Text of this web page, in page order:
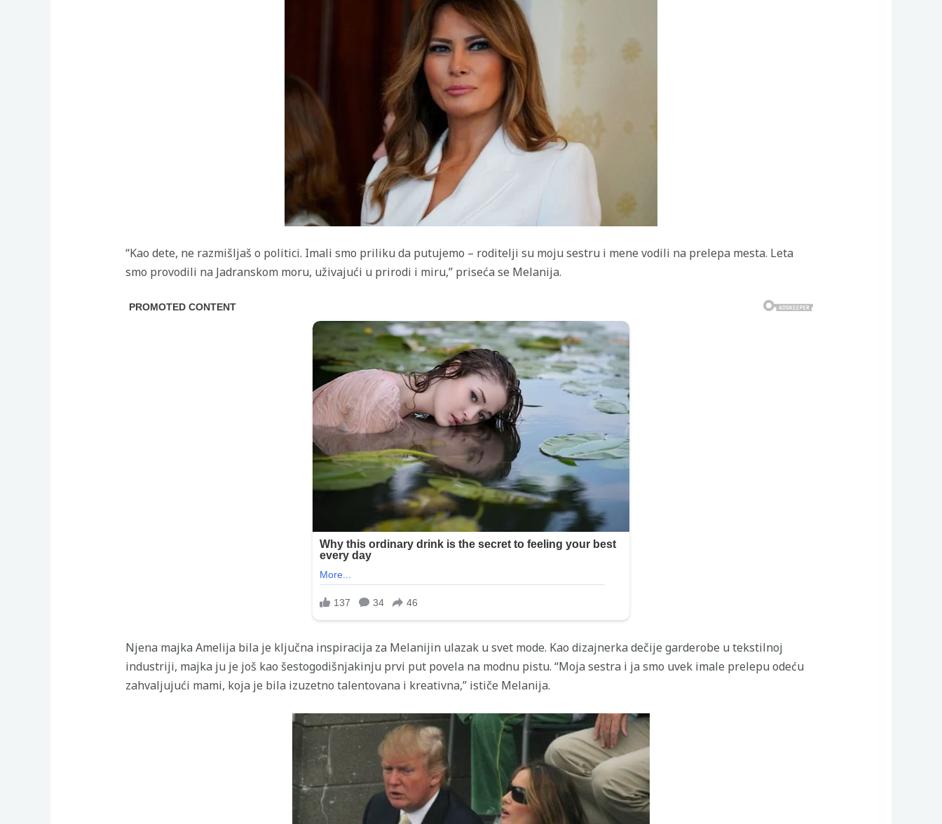
“Kao dete, ne razmišljaš o politici. Imali smo priliku da putujemo – roditelji su moju sestru i mene vodili na prelepa mesta. Leta
smo provodili na Jadranskom moru, uživajući u prirodi i miru,” priseća se Melanija.
Njena majka Amelija bila je ključna inspiracija za Melanijin ulazak u svet mode. Kao dizajnerka dečije garderobe u tekstilnoj
industriji, majka ju je još kao šestogodišnjakinju prvi put povela na modnu pistu. “Moja sestra i ja smo uvek imale prelepu odeću
zahvaljujući mami, koja je bila izuzetno talentovana i kreativna,” ističe Melanija.